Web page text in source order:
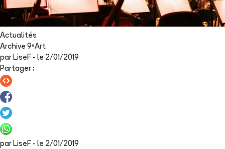
Actualités
Archive 9ᵉArt
par LiseF - le 2/01/2019
Partager :
par LiseF - le 2/01/2019